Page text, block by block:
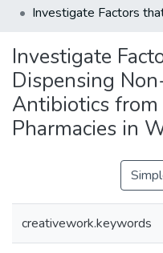
Investigate
Dispensing
Antibiotics
Pharmacies in
creativework.keywords